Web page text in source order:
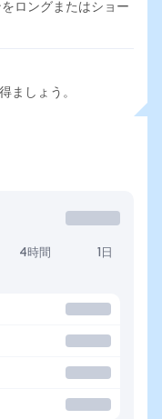
ロングまたはショー
ましょう。
4時間 1日